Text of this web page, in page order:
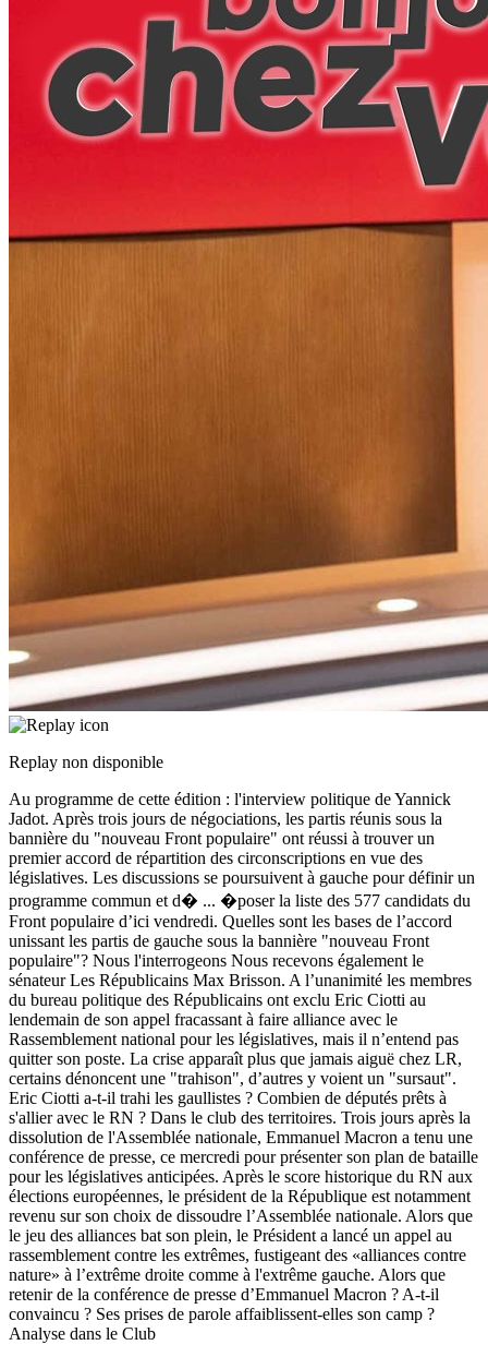
Replay non disponible
Au programme de cette édition : l'interview politique de Yannick
Jadot. Après trois jours de négociations, les partis réunis sous la
bannière du "nouveau Front populaire" ont réussi à trouver un
premier accord de répartition des circonscriptions en vue des
législatives. Les discussions se poursuivent à gauche pour définir un
programme commun et d� ... �poser la liste des 577 candidats du
Front populaire d’ici vendredi. Quelles sont les bases de l’accord
unissant les partis de gauche sous la bannière "nouveau Front
populaire"? Nous l'interrogeons Nous recevons également le
sénateur Les Républicains Max Brisson. A l’unanimité les membres
du bureau politique des Républicains ont exclu Eric Ciotti au
lendemain de son appel fracassant à faire alliance avec le
Rassemblement national pour les législatives, mais il n’entend pas
quitter son poste. La crise apparaît plus que jamais aiguë chez LR,
certains dénoncent une "trahison", d’autres y voient un "sursaut".
Eric Ciotti a-t-il trahi les gaullistes ? Combien de députés prêts à
s'allier avec le RN ? Dans le club des territoires. Trois jours après la
dissolution de l'Assemblée nationale, Emmanuel Macron a tenu une
conférence de presse, ce mercredi pour présenter son plan de bataille
pour les législatives anticipées. Après le score historique du RN aux
élections européennes, le président de la République est notamment
revenu sur son choix de dissoudre l’Assemblée nationale. Alors que
le jeu des alliances bat son plein, le Président a lancé un appel au
rassemblement contre les extrêmes, fustigeant des «alliances contre
nature» à l’extrême droite comme à l'extrême gauche. Alors que
retenir de la conférence de presse d’Emmanuel Macron ? A-t-il
convaincu ? Ses prises de parole affaiblissent-elles son camp ?
Analyse dans le Club